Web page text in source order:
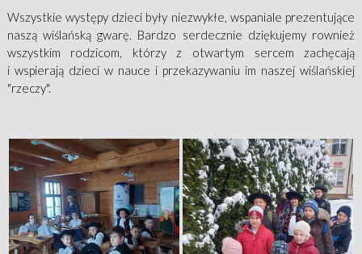
Wszystkie występy dzieci były niezwykłe, wspaniale prezentujące
naszą wiślańską gwarę. Bardzo serdecznie dziękujemy rownież
wszystkim rodzicom, którzy z otwartym sercem zachęcają
i wspierają dzieci w nauce i przekazywaniu im naszej wiślańskiej
"rzeczy".